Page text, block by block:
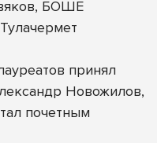
БОШЕ
принял
Новожилов,
почетным